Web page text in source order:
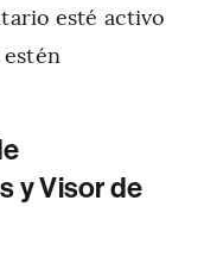
esté activo
y Visor de